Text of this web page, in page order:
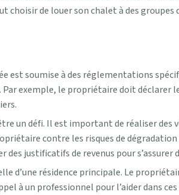
de louer son chalet à des groupes
est soumise à des réglementations
exemple, le propriétaire doit déclarer
un défi. Il est important de réaliser des
contre les risques de
justificatifs de revenus pour
d’une résidence principale. Le
à un professionnel pour l’aider dans